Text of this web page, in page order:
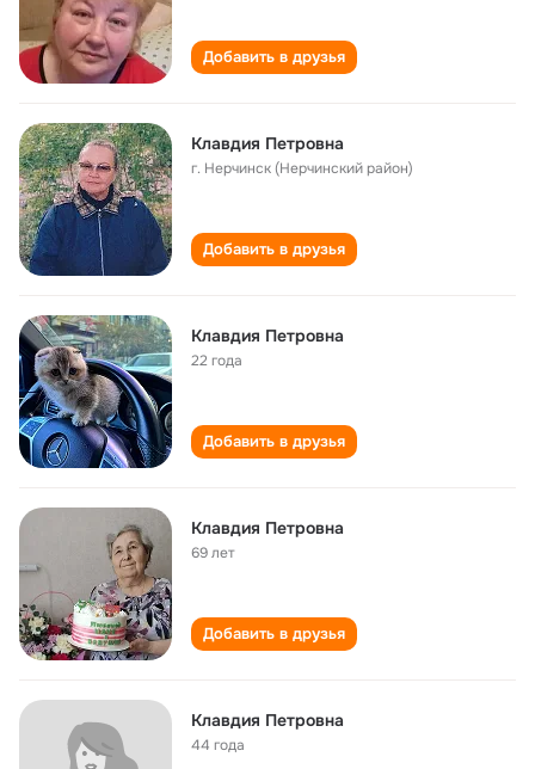
Добавить в друзья
Клавдия Петровна
г. Нерчинск (Нерчинский район)
Добавить в друзья
Клавдия Петровна
22 года
Добавить в друзья
Клавдия Петровна
69 лет
Добавить в друзья
Клавдия Петровна
44 года